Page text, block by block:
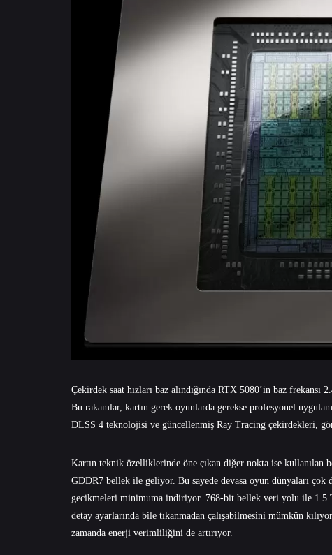
Çekirdek saat hızları baz alındığında RTX 5080’in baz
Bu rakamlar, kartın gerek oyunlarda gerekse profesyonel
DLSS 4 teknolojisi ve güncellenmiş Ray Tracing çekirdekleri,
Kartın teknik özelliklerinde öne çıkan diğer nokta ise
GDDR7 bellek ile geliyor. Bu sayede devasa oyun dünyaları
gecikmeleri minimuma indiriyor. 768-bit bellek veri yolu ile 1.5
detay ayarlarında bile tıkanmadan çalışabilmesini mümkün
zamanda enerji verimliliğini de artırıyor.